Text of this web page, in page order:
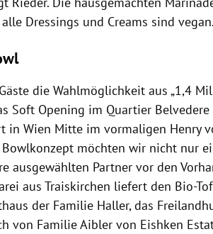
Dressings und Creams sind vegan.
die Wahlmöglichkeit aus „1,4
Soft Opening im Quartier
in Wien Mitte im vormaligen Henry
möchten wir nicht nur
ausgewählten Partner vor den
aus Traiskirchen liefert den Bio-
der Familie Haller, das
von FamilieAiblervon Eishken